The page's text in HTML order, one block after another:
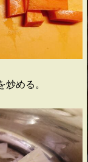
める。